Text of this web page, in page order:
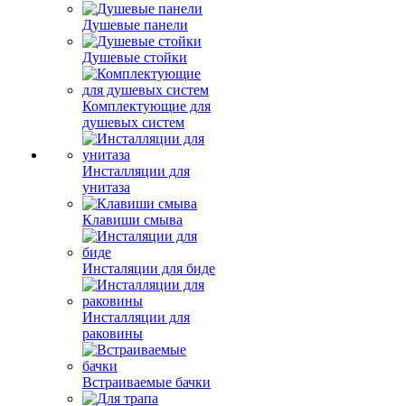
Душевые панели
Душевые стойки
Комплектующие для
душевых систем
Инсталляции для
унитаза
Клавиши смыва
Инсталяции для биде
Инсталляции для
раковины
Встраиваемые бачки